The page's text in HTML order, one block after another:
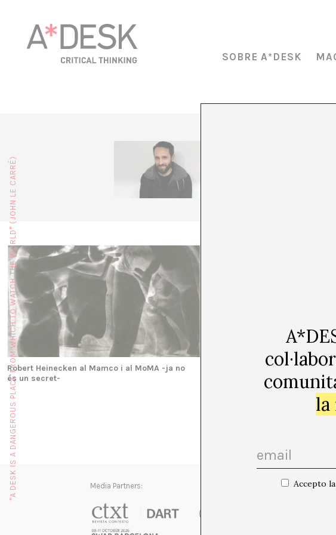
SOBRE A*DESK
François Aubart llegeix i
estat d’ànim que de
Robert Heinecken al Mamco i al MoMA -ja no
és un secret-
Media Partners:
la
Accepto
"A DESK IS A DANGEROUS PLACE FROM WHICH TO WATCH THE WORLD" (JOHN LE CARRÉ)